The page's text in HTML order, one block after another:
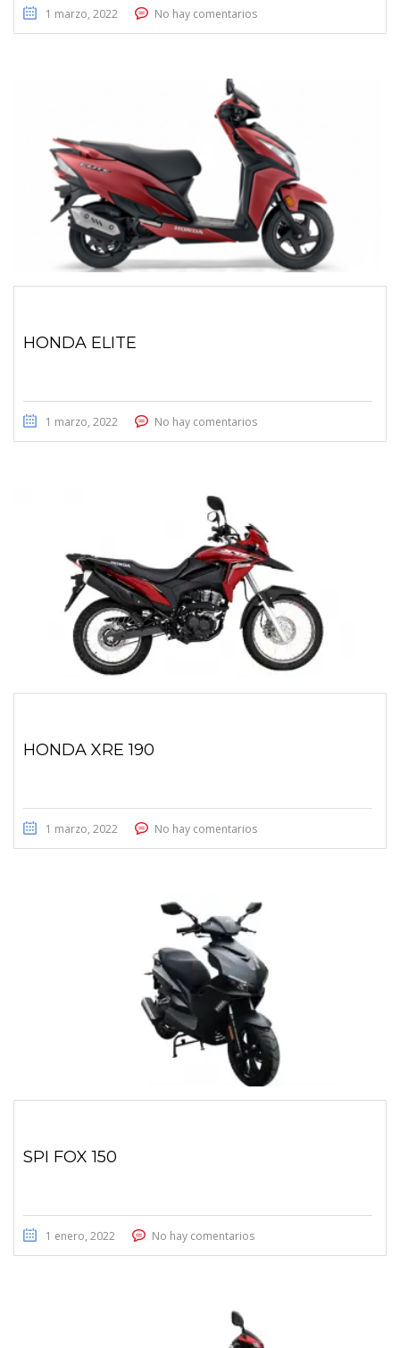
1 marzo, 2022 No hay comentarios
HONDA ELITE
1 marzo, 2022 No hay comentarios
HONDA XRE 190
1 marzo, 2022 No hay comentarios
SPI FOX 150
1 enero, 2022 No hay comentarios